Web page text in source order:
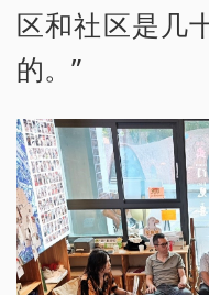
区和社区是几
的。”